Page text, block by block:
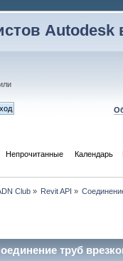
Autodesk
Непрочитанные Календарь
Club» Revit API »
труб